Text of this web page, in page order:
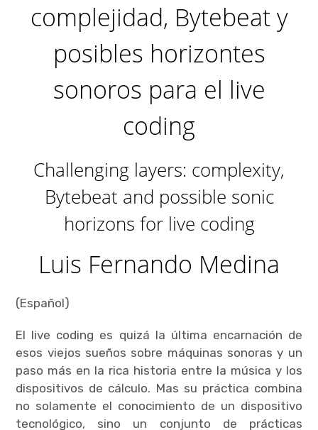
complejidad, Bytebeat y
posibles horizontes
sonoros para el live
coding
Challenging layers: complexity,
Bytebeat and possible sonic
horizons for live coding
Luis Fernando Medina
(Español)
El live coding es quizá la última encarnación de
esos viejos sueños sobre máquinas sonoras y un
paso más en la rica historia entre la música y los
dispositivos de cálculo. Mas su práctica combina
no solamente el conocimiento de un dispositivo
tecnológico, sino un conjunto de prácticas